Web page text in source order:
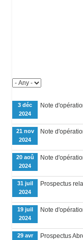
3 déc
2024
Note
21 nov
2024
Note
20 aoû
2024
Note
31 juil
2024
Prospectus
19 juil
2024
Note
29 avr
Prospectus